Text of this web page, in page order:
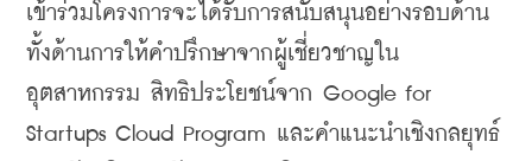
เข้าร่วมโครงการจะได้รับการสนับสนุนอย่างรอบด้าน
ทั้งด้านการให้คำปรึกษาจากผู้เชี่ยวชาญใน
อุตสาหกรรม สิทธิประโยชน์จาก Google for
Startups Cloud Program และคำแนะนำเชิงกลยุทธ์